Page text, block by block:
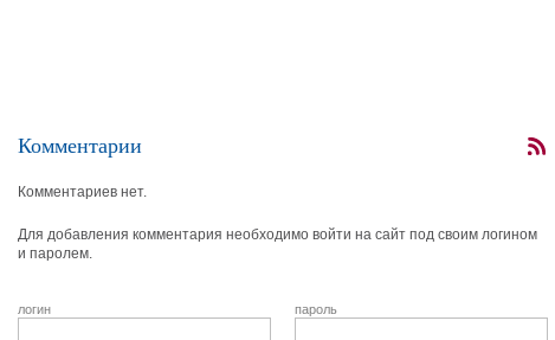
Комментарии
Комментариев нет.
Для добавления комментария необходимо войти на сайт под своим логином
и паролем.
логин пароль